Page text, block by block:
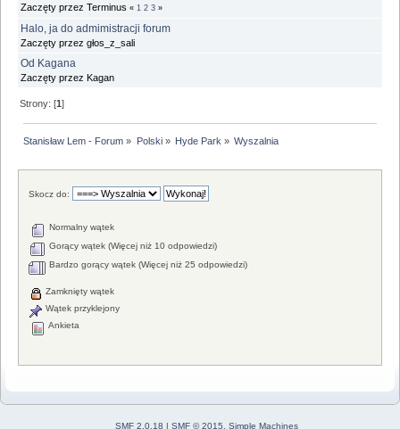
Zaczęty przez Terminus « 1 2 3 »
Halo, ja do admimistracji forum
Zaczęty przez głos_z_sali
Od Kagana
Zaczęty przez Kagan
Strony: [1]
Stanisław Lem - Forum » Polski» Hyde Park » Wyszalnia
Skocz do:
Normalny wątek
Gorący wątek (Więcej niż 10 odpowiedzi)
Bardzo gorący wątek (Więcej niż 25 odpowiedzi)
Zamknięty wątek
Wątek przyklejony
Ankieta
SMF 2.0.18 | SMF © 2015 Simple Machines